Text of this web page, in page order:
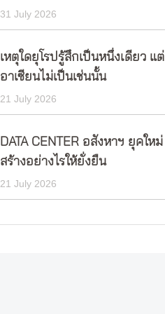
31 July 2026
เหตุใดยุโรปรู้สึกเป็นหนึ่งเดียว แต่
อาเซียนไม่เป็นเช่นนั้น
21 July 2026
DATA CENTER อสังหาฯ ยุคใหม่
สร้างอย่างไรให้ยั่งยืน
21 July 2026